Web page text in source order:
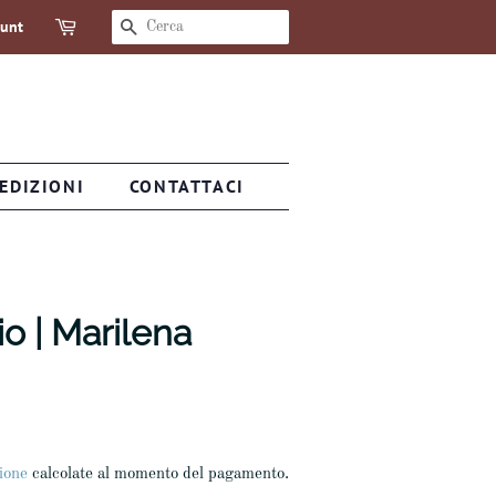
CERCA
CONTATTACI
| Marilena
calcolate al momento del pagamento.